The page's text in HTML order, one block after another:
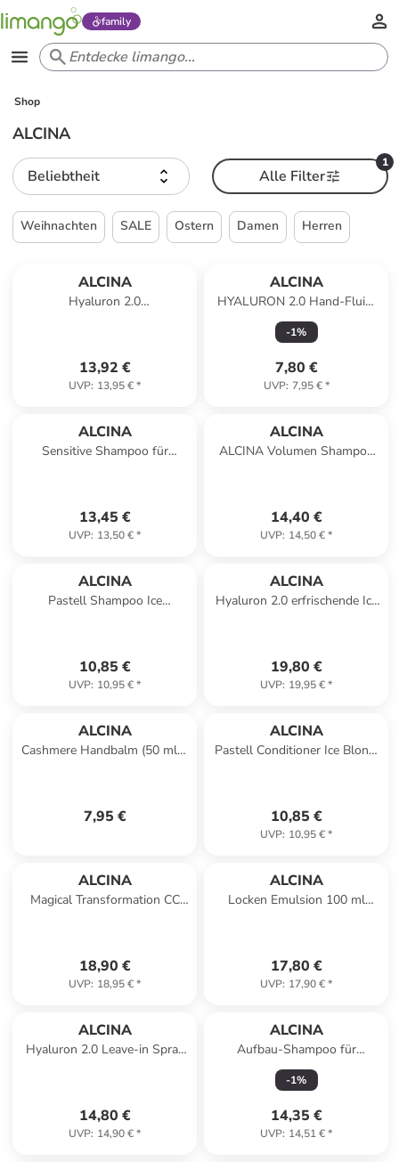
family
Shop
ALCINA
Beliebtheit
1
Alle Filter
Weihnachten SALE Ostern Damen Herren
ALCINA
Hyaluron 2.0
13,92 €
UVP: 13,95 €*
ALCINA
HYALURON 2.0 Hand-Fluid,
50 ml
-1%
7,80 €
UVP: 7,95 €*
ALCINA
Sensitive Shampoo für
13,45 €
UVP: 13,50 €*
ALCINA
ALCINA Volumen Shampoo
14,40 €
UVP: 14,50 €*
ALCINA
Pastell Shampoo Ice
10,85 €
UVP: 10,95 €*
ALCINA
Hyaluron 2.0 erfrischende Ice
19,80 €
UVP: 19,95 €*
ALCINA
Cashmere Handbalm (50 ml) |
7,95 €
ALCINA
Pastell Conditioner Ice Blond,
10,85 €
UVP: 10,95 €*
ALCINA
Magical Transformation CC
18,90 €
UVP: 18,95 €*
ALCINA
Locken Emulsion 100 ml
17,80 €
UVP: 17,90 €*
ALCINA
Hyaluron 2.0 Leave-in Spray
14,80 €
UVP: 14,90 €*
ALCINA
Aufbau-Shampoo für
strapaziertes Haar, 250 ml
-1%
14,35 €
UVP: 14,51 €*